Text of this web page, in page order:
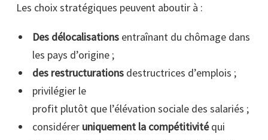
Les choix stratégiques peuvent aboutir à :
Des délocalisationsentraînant du chômage dans
les pays d’origine ;
des restructurationsdestructrices d’emplois ;
privilégier le
profit plutôt que l’élévation sociale des salariés ;
considérer uniquement la compétitivitéqui